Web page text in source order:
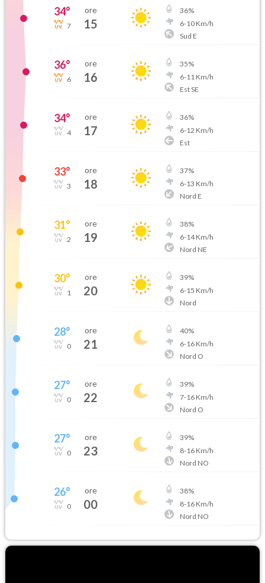
34°
7
ore
15
36%
6-10Km/h
Sud E
36°
6
ore
16
35%
6-11 Km/h
Est SE
34°
4
ore
17
36%
6-12 Km/h
Est
33°
3
ore
18
37%
6-13 Km/h
Nord E
31°
2
ore
19
38%
6-14Km/h
Nord NE
30°
1
ore
20
39%
6-15 Km/h
Nord
28°
0
ore
21
40%
6-16Km/h
Nord O
27°
0
ore
22
39%
7-16Km/h
Nord O
27°
0
ore
23
39%
8-16Km/h
Nord NO
26°
0
ore
00
38%
8-16Km/h
Nord NO